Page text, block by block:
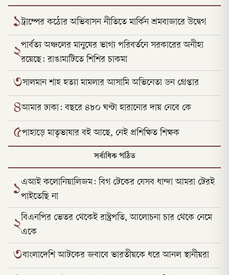
১ট্রাম্পের কঠোর অভিবাসন নীতিতে মার্কিন শ্রমবাজারে উদ্বেগ
২পার্বত্য অঞ্চলের মানুষের ভাগ্য পরিবর্তনে সরকারের অনীহা
রয়েছে: রাঙামাটিতে শিশির চাকমা
৩সালমান শাহ হত্যা মামলার আসামি অভিনেতা ডন গ্রেপ্তার
৪আমার ঢাকা: বছরে ৪৮০ ঘণ্টা হারানোর দায় নেবে কে
৫পাহাড়ে মাতৃভাষার বই আছে, নেই প্রশিক্ষিত শিক্ষক
সর্বাধিক পঠিত
১এআই কলোনিয়ালিজম: বিগ টেকের যেসব ধান্দা আমরা টেরই
পাইতেছি না
২বিএনপির ভেতর থেকেই রাষ্ট্রপতি, আলোচনা চার থেকে নেমে
একে
৩বাংলাদেশি আটকের জবাবে ভারতীয়কে ধরে আনল স্থানীয়রা